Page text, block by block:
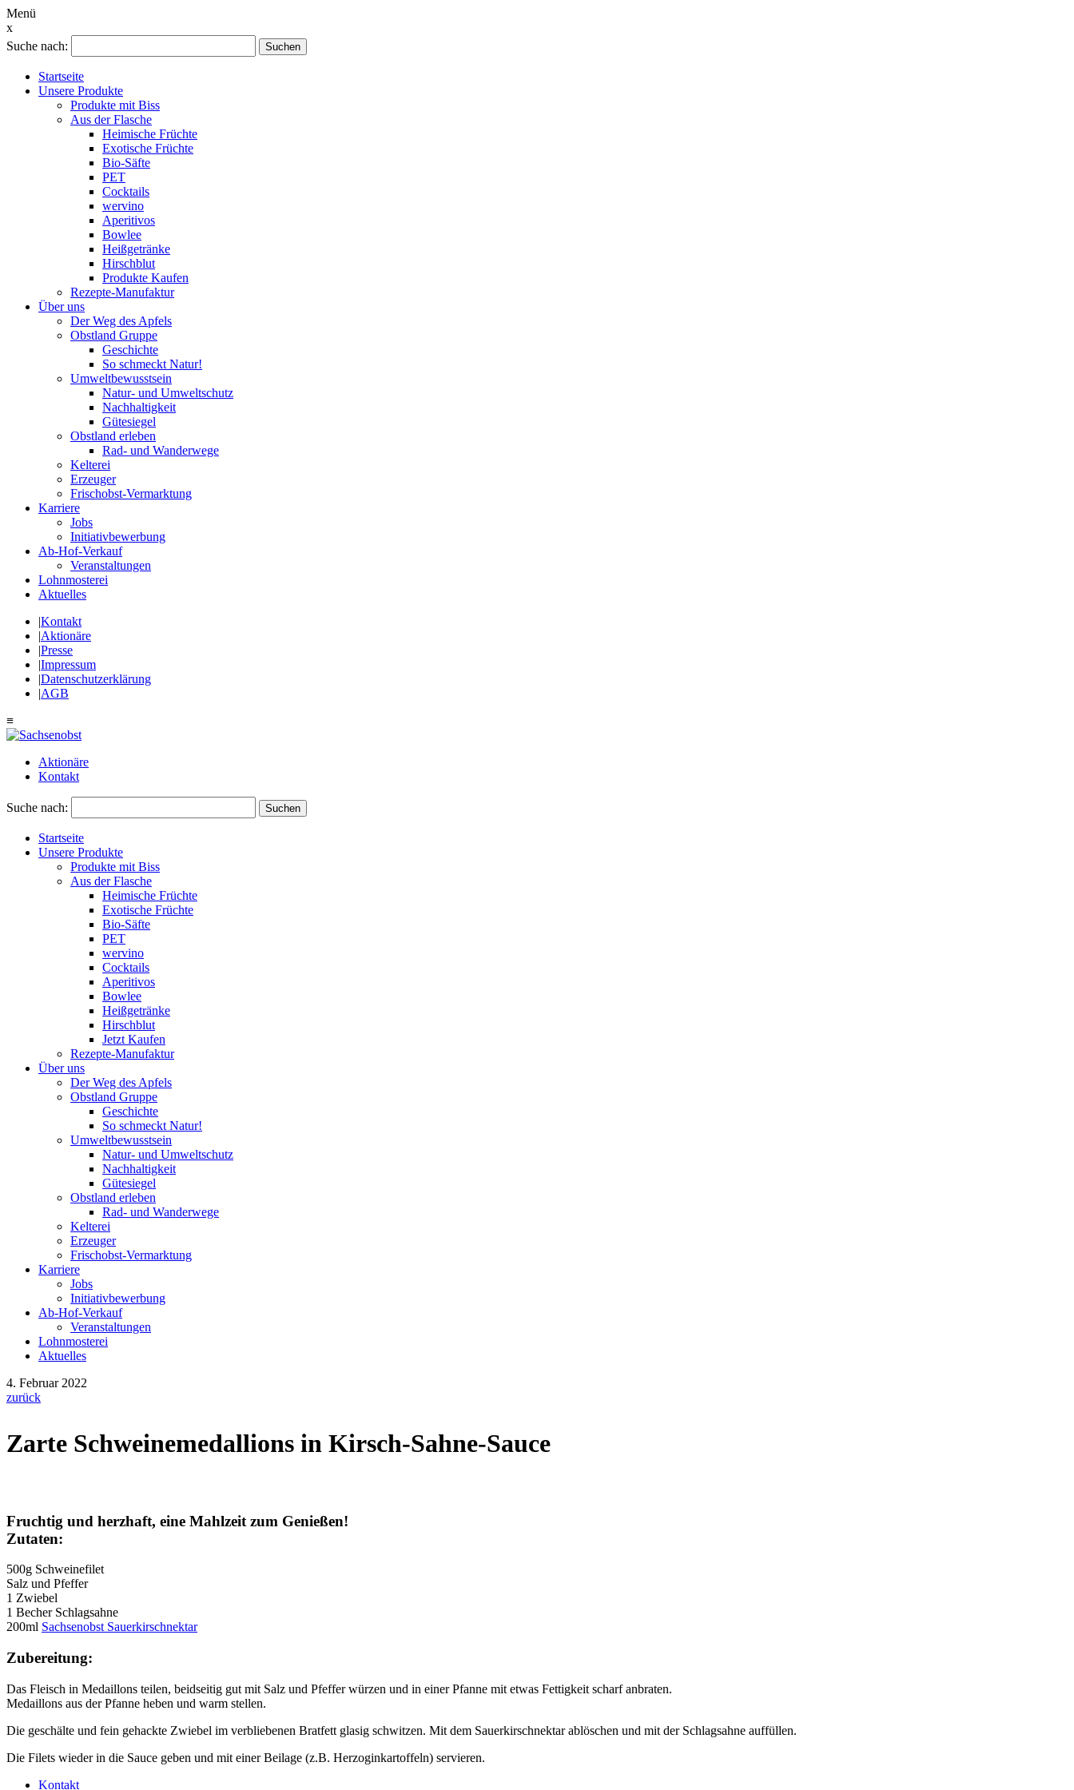
Menü
x
Suche nach:
Suchen
Startseite
Unsere Produkte
Produkte mit Biss
Aus der Flasche
Heimische Früchte
Exotische Früchte
Bio-Säfte
PET
Cocktails
wervino
Aperitivos
Bowlee
Heißgetränke
Hirschblut
Produkte Kaufen
Rezepte-Manufaktur
Über uns
Der Weg des Apfels
Obstland Gruppe
Geschichte
So schmeckt Natur!
Umweltbewusstsein
Natur- und Umweltschutz
Nachhaltigkeit
Gütesiegel
Obstland erleben
Rad- und Wanderwege
Kelterei
Erzeuger
Frischobst-Vermarktung
Karriere
Jobs
Initiativbewerbung
Ab-Hof-Verkauf
Veranstaltungen
Lohnmosterei
Aktuelles
|Kontakt
|Aktionäre
|Presse
|Impressum
|Datenschutzerklärung
|AGB
≡
Aktionäre
Kontakt
Suche nach: Suchen
Startseite
Unsere Produkte
Produkte mit Biss
Aus der Flasche
Heimische Früchte
Exotische Früchte
Bio-Säfte
PET
wervino
Cocktails
Aperitivos
Bowlee
Heißgetränke
Hirschblut
Jetzt Kaufen
Rezepte-Manufaktur
Über uns
Der Weg des Apfels
Obstland Gruppe
Geschichte
So schmeckt Natur!
Umweltbewusstsein
Natur- und Umweltschutz
Nachhaltigkeit
Gütesiegel
Obstland erleben
Rad- und Wanderwege
Kelterei
Erzeuger
Frischobst-Vermarktung
Karriere
Jobs
Initiativbewerbung
Ab-Hof-Verkauf
Veranstaltungen
Lohnmosterei
Aktuelles
4. Februar 2022
zurück
Zarte Schweinemedallions in Kirsch-Sahne-Sauce
Fruchtig und herzhaft, eine Mahlzeit zum Genießen!
Zutaten:
500g Schweinefilet
Salz und Pfeffer
1 Zwiebel
1 Becher Schlagsahne
200ml Sachsenobst Sauerkirschnektar
Zubereitung:
Das Fleisch in Medaillons teilen, beidseitig gut mit Salz und Pfeffer würzen und in einer Pfanne mit etwas Fettigkeit scharf anbraten.
Medaillons aus der Pfanne heben und warm stellen.
Die geschälte und fein gehackte Zwiebel im verbliebenen Bratfett glasig schwitzen. Mit dem Sauerkirschnektar ablöschen und mit der Schlagsahne auffüllen.
Die Filets wieder in die Sauce geben und mit einer Beilage (z.B. Herzoginkartoffeln) servieren.
Kontakt